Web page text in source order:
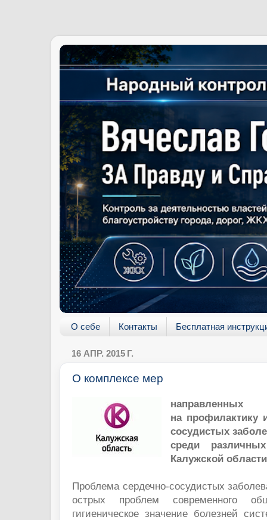
О себе Контакты Бесплатная
16 АПР. 2015 Г.
О комплексе мер
направленных
на профилактику
сосудистых
среди
Калужской
Проблема сердечно-сосудистых
острых проблем современного
гигиеническое значение болезней